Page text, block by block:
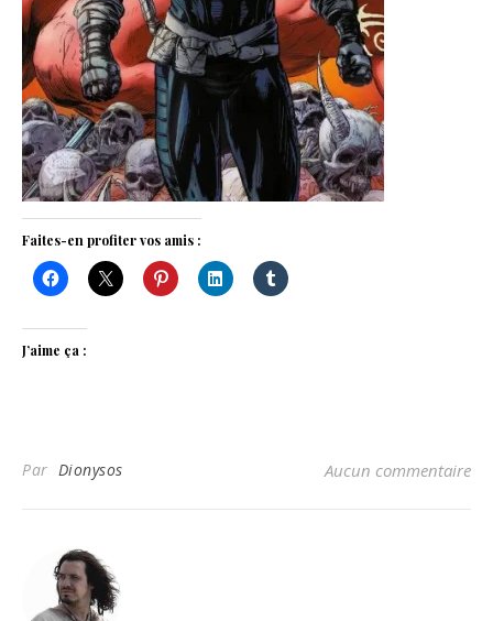
Faites-en profiter vos amis :
J’aime ça :
Par Dionysos Aucun commentaire